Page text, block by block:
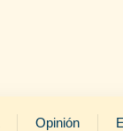
Opinión